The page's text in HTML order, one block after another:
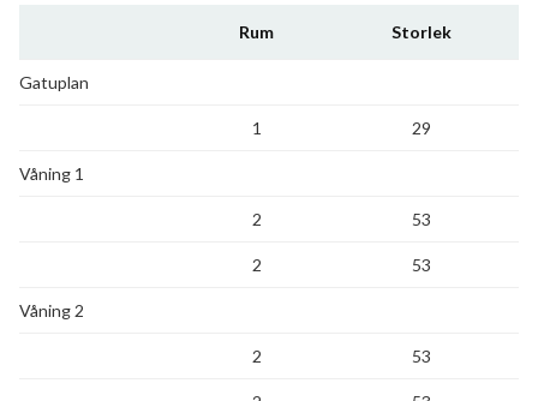
Rum Storlek
Gatuplan
1 29
Våning 1
2 53
2 53
Våning 2
2 53